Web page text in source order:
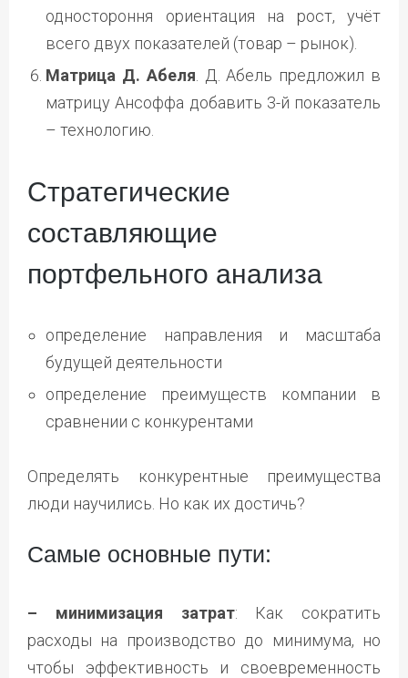
одностороння ориентация на рост, учёт
всего двух показателей (товар – рынок).
Матрица Д. Абеля . Д. Абель предложил в
матрицу Ансоффа добавить 3-й показатель
– технологию.
Стратегические
составляющие
портфельного анализа
определение направления и масштаба
будущей деятельности
определение преимуществ компании в
сравнении с конкурентами
Определять конкурентные преимущества
люди научились. Но как их достичь?
Самые основные пути:
– минимизация затрат: Как сократить
расходы на производство до минимума, но
чтобы эффективность и своевременность